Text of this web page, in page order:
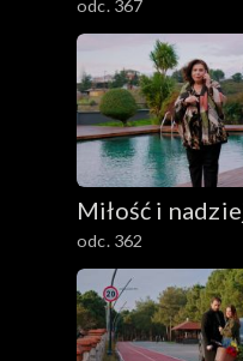
odc. 367
Miłość i
odc. 362